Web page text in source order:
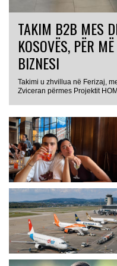
TAKIM B2B MES
KOSOVËS, PËR
BIZNESI
Takimi u zhvillua në Ferizaj,
Zviceran përmes Projektit
GJERMANI